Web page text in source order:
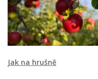
Jak na hrušně